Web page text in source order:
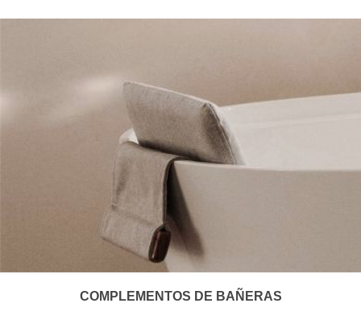
COMPLEMENTOS DE BAÑERAS